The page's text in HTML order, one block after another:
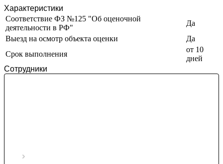
Характеристики
Соответствие ФЗ №125 "Об оценочной
деятельности в РФ"
Да
Выезд на осмотр объекта оценки
Да
Срок выполнения
от 10
дней
Сотрудники
Ипатово
Ирбит
Иркутск
Искитим
Истра
Ишимбай
Каменск-Уральский